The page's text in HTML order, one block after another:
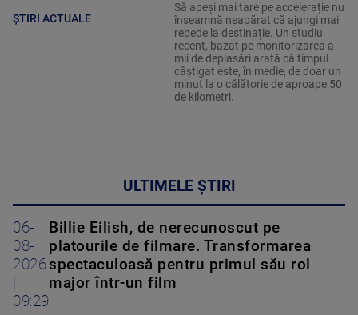
ȘTIRI ACTUALE
Să apeși mai tare pe accelerație nu
înseamnă neapărat că ajungi mai
repede la destinație. Un studiu
recent, bazat pe monitorizarea a
mii de deplasări arată că timpul
câștigat este, în medie, de doar un
minut la o călătorie de aproape 50
de kilometri.
ULTIMELE ȘTIRI
06-
08-
2026
09:29
Billie Eilish, de nerecunoscut pe
platourile de filmare. Transformarea
spectaculoasă pentru primul său rol
major într-un film